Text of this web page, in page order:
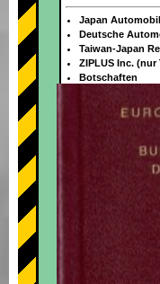
Japan
Deutsche
Taiwan-Japan
ZIPLUS Inc. (nur
Botschaften